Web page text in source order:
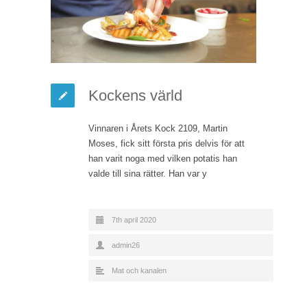
Kockens värld
Vinnaren i Årets Kock 2109, Martin
Moses, fick sitt första pris delvis för att
han varit noga med vilken potatis han
valde till sina rätter. Han var y
7th april 2020
admin26
Mat och kanalen